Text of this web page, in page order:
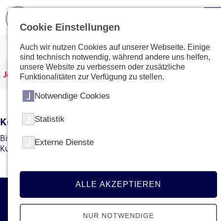
Johanniter Österreich Kurse & Ausbildungen
Kein Kurs mit dieser ID gefunden
Bitte gehen Sie zur Übersichtsseite
Kurs bzw. die gewünschte Ausbildung zu finden.
Cookie Einstellungen
Auch wir nutzen Cookies auf unserer Webseite. Einige
sind technisch notwendig, während andere uns helfen,
unsere Website zu verbessern oder zusätzliche
Funktionalitäten zur Verfügung zu stellen.
Notwendige Cookies
Statistik
Externe Dienste
ALLE AKZEPTIEREN
NUR NOTWENDIGE